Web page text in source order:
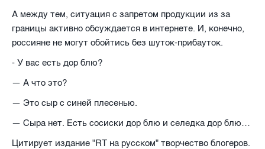
А между тем, ситуация с запретом продукции из за
границы активно обсуждается в интернете. И, конечно,
россияне не могут обойтись без шуток-прибауток.
- У вас есть дор блю?
— А что это?
— Это сыр с синей плесенью.
— Сыра нет. Есть сосиски дор блю и селедка дор блю…
Цитирует издание "RT на русском" творчество блогеров.